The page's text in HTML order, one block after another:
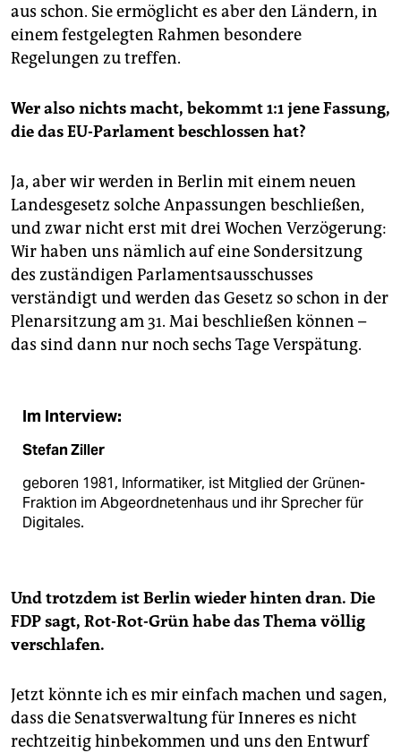
aus schon. Sie ermöglicht es aber den Ländern, in
einem festgelegten Rahmen besondere
Regelungen zu treffen.
Wer also nichts macht, bekommt 1:1 jene Fassung,
die das EU-Parlament beschlossen hat?
Ja, aber wir werden in Berlin mit einem neuen
Landesgesetz solche Anpassungen beschließen,
und zwar nicht erst mit drei Wochen Verzögerung:
Wir haben uns nämlich auf eine Sondersitzung
des zuständigen Parlamentsausschusses
verständigt und werden das Gesetz so schon in der
Plenarsitzung am 31. Mai beschließen können –
das sind dann nur noch sechs Tage Verspätung.
Im Interview:
Stefan Ziller
geboren 1981, Informatiker, ist Mitglied der Grünen-
Fraktion im Abgeordnetenhaus und ihr Sprecher für
Digitales.
Und trotzdem ist Berlin wieder hinten dran. Die
FDP sagt, Rot-Rot-Grün habe das Thema völlig
verschlafen.
Jetzt könnte ich es mir einfach machen und sagen,
dass die Senatsverwaltung für Inneres es nicht
rechtzeitig hinbekommen und uns den Entwurf